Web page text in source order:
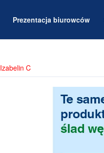
Prezentacja biurowców
Izabelin C